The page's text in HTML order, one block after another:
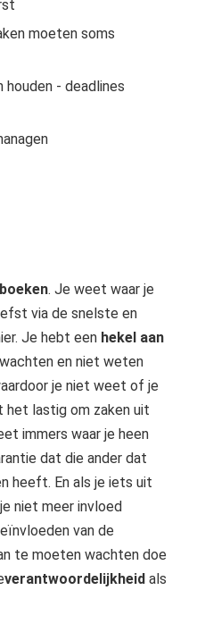
moeten soms
houden - deadlines
. Je weet waar je
via de snelste en
Je hebt een hekel aan
wachten en niet weten
je niet weet of je
het lastig om zaken uit
immers waar je heen
dat die ander dat
heeft. En als je iets uit
niet meer invloed
van de
te moeten wachten doe
verantwoordelijkheid als